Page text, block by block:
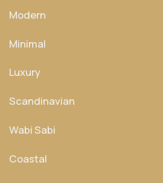
Modern
Minimal
Luxury
Scandinavian
Wabi Sabi
Coastal